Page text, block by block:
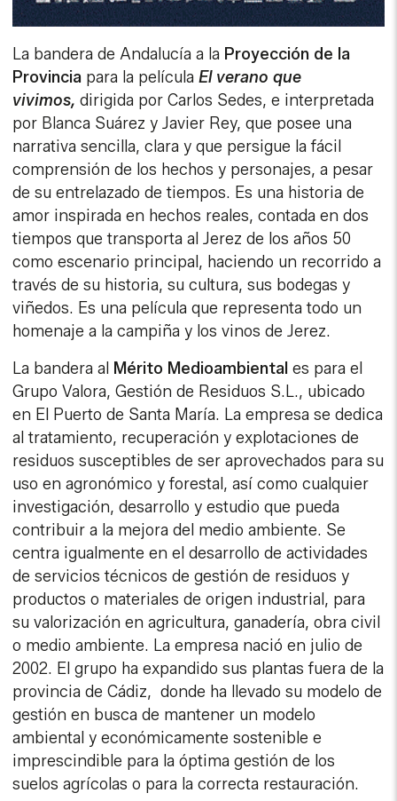
La bandera de Andalucía a la Proyección de la
Provincia para la películaEl verano que
vivimos,dirigida por Carlos Sedes, e interpretada
por Blanca Suárez y Javier Rey, que posee una
narrativa sencilla, clara y que persigue la fácil
comprensión de los hechos y personajes, a pesar
de su entrelazado de tiempos. Es una historia de
amor inspirada en hechos reales, contada en dos
tiempos que transporta al Jerez de los años 50
como escenario principal, haciendo un recorrido a
través de su historia, su cultura, sus bodegas y
viñedos. Es una película que representa todo un
homenaje a la campiña y los vinos de Jerez.
La bandera al Mérito Medioambientales para el
Grupo Valora, Gestión de Residuos S.L., ubicado
en El Puerto de Santa María. La empresa se dedica
al tratamiento, recuperación y explotaciones de
residuos susceptibles de ser aprovechados para su
uso en agronómico y forestal, así como cualquier
investigación, desarrollo y estudio que pueda
contribuir a la mejora del medio ambiente. Se
centra igualmente en el desarrollo de actividades
de servicios técnicos de gestión de residuos y
productos o materiales de origen industrial, para
su valorización en agricultura, ganadería, obra civil
o medio ambiente. La empresa nació en julio de
2002. El grupo ha expandido sus plantas fuera de la
provincia de Cádiz, donde ha llevado su modelo de
gestión en busca de mantener un modelo
ambiental y económicamente sostenible e
imprescindible para la óptima gestión de los
suelos agrícolas o para la correcta restauración.